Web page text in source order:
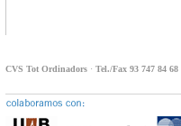
CVS Tot Ordinadors· Tel./Fax 93 747 84 68